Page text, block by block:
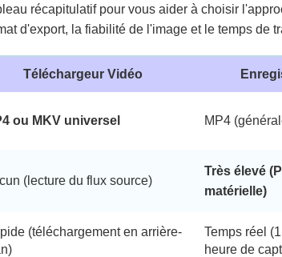
récapitulatif pour vous aider à choisir
d'export, la fiabilité de l'image et le temps de
Téléchargeur Vidéo
ou MKV universel MP4
(lecture du flux source)
Très élevé
matérielle)
(téléchargement en arrière-
Temps réel
heure de